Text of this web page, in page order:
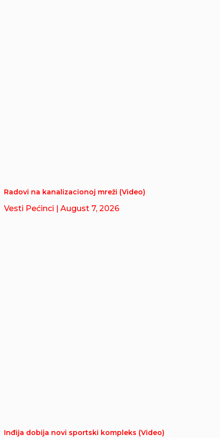
Radovi na kanalizacionoj mreži (Video)
Vesti Pećinci | August 7, 2026
Inđija dobija novi sportski kompleks (Video)